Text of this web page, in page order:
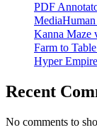
Recent
No comments to